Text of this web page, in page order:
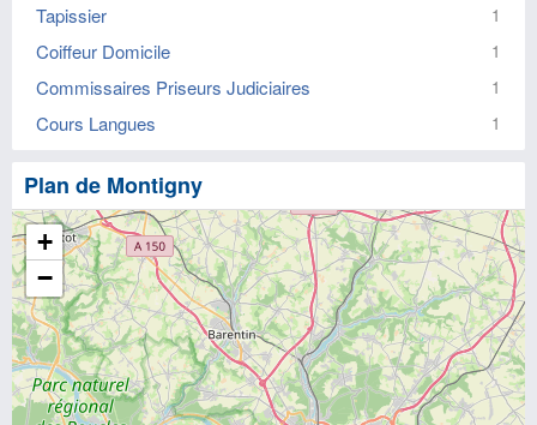
Tapissier 1
Coiffeur Domicile 1
Commissaires Priseurs Judiciaires 1
Cours Langues 1
Plan de Montigny
+
−